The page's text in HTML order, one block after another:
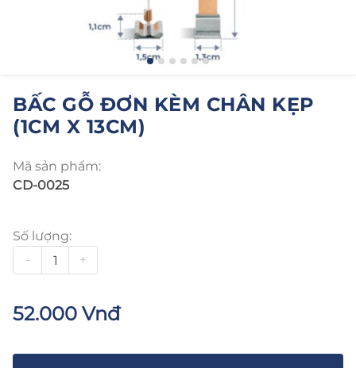
BẤC GỖ ĐƠN KÈM CHÂN KẸP
(1CM X 13CM)
Mã sản phẩm:
CD-0025
Số lượng:
-
+
52.000 Vnđ